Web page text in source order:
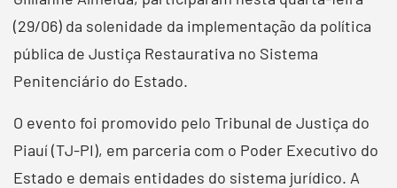
(29/06) da solenidade da implementação da política
pública de Justiça Restaurativa no Sistema
Penitenciário do Estado.
O evento foi promovido pelo Tribunal de Justiça do
Piauí (TJ-PI), em parceria com o Poder Executivo do
Estado e demais entidades do sistema jurídico. A